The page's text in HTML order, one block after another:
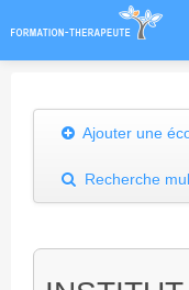
Ajouter une
Recherche